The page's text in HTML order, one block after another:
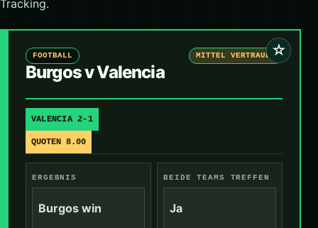
Tracking.
☆
FOOTBALL MITTEL VERTRAUEN
Burgos v Valencia
VALENCIA 2-1
QUOTEN 8.00
ERGEBNIS
Burgos win
BEIDE TEAMS TREFFEN
Ja